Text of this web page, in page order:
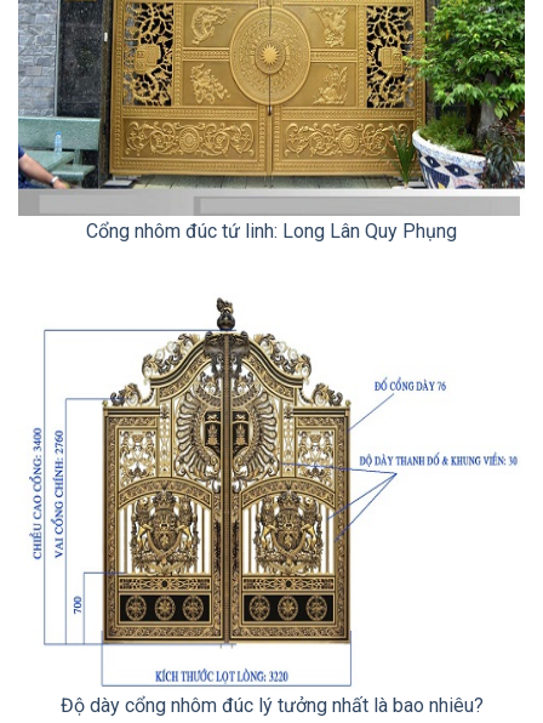
Cổng nhôm đúc tứ linh: Long Lân Quy Phụng
Độ dày cổng nhôm đúc lý tưởng nhất là bao nhiêu?